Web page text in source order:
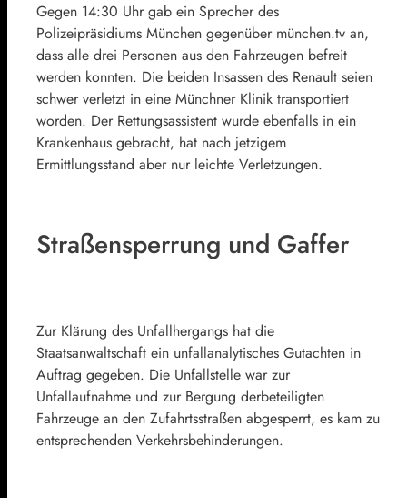
Gegen 14:30 Uhr gab ein Sprecher des
Polizeipräsidiums München gegenüber münchen.tv an,
dass alle drei Personen aus den Fahrzeugen befreit
werden konnten. Die beiden Insassen des Renault seien
schwer verletzt in eine Münchner Klinik transportiert
worden. Der Rettungsassistent wurde ebenfalls in ein
Krankenhaus gebracht, hat nach jetzigem
Ermittlungsstand aber nur leichte Verletzungen.
Straßensperrung und Gaffer
Zur Klärung des Unfallhergangs hat die
Staatsanwaltschaft ein unfallanalytisches Gutachten in
Auftrag gegeben. Die Unfallstelle war zur
Unfallaufnahme und zur Bergung derbeteiligten
Fahrzeuge an den Zufahrtsstraßen abgesperrt, es kam zu
entsprechenden Verkehrsbehinderungen.